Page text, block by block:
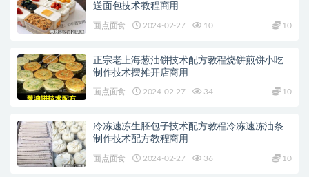
送面包技术教程商用
面点面食 2024-02-27 10 10
正宗老上海葱油饼技术配方教程烧饼煎饼小吃
制作技术摆摊开店商用
面点面食 2024-02-27 34 10
冷冻速冻生胚包子技术配方教程冷冻速冻油条
制作技术配方教程商用
面点面食 2024-02-27 36 10